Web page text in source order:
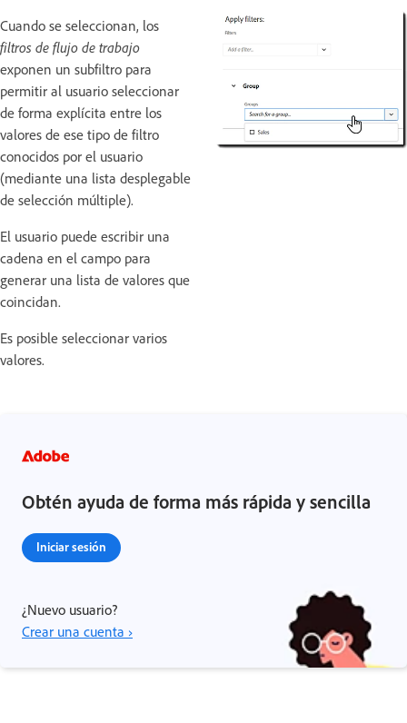
Cuando se seleccionan, los
filtros de flujo de trabajo
exponen un subfiltro para
permitir al usuario seleccionar
de forma explícita entre los
valores de ese tipo de filtro
conocidos por el usuario
(mediante una lista desplegable
de selección múltiple).
El usuario puede escribir una
cadena en el campo para
generar una lista de valores que
coincidan.
Es posible seleccionar varios
valores.
Obtén ayuda de forma más rápida y sencilla
Iniciar sesión
¿Nuevo usuario?
Crear una cuenta ›